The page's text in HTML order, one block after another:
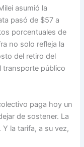
asumió la
pasó de $57 a
porcentuales de
no solo refleja la
del retiro del
transporte público
paga hoy un
de sostener. La
la tarifa, a su vez,